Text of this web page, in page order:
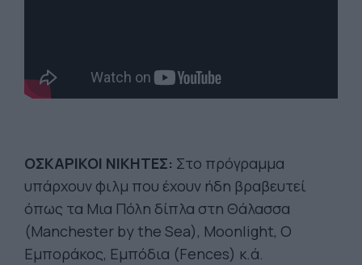
ΟΣΚΑΡΙΚΟΙ ΝΙΚΗΤΕΣ: Στο πρόγραμμα
υπάρχουν φιλμ που έχουν ήδη βραβευτεί
όπως τα Μια Πόλη δίπλα στη Θάλασσα
(Manchester by the Sea), Moonlight, O
Εμποράκος, Εμπόδια (Fences) κ.ά.